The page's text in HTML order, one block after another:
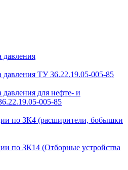
давления
давления ТУ 36.22.19.05-005-85
для нефте- и
005-85
по ЗК4 (расширители, бобышки
по ЗК14 (Отборные устройства